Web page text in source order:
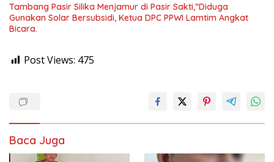
Tambang Pasir Silika Menjamur di Pasir Sakti,”Diduga
Gunakan Solar Bersubsidi, Ketua DPC PPWI Lamtim Angkat
Bicara.
Post Views: 475
Baca Juga